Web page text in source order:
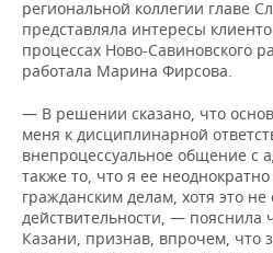
региональной коллегии главе
представляла интересы
процессах Ново-Савиновского
работала Марина Фирсова.
— В решении сказано, что
меня к дисциплинарной
внепроцессуальное общение с
также то, что я ее
гражданским делам, хотя это не
действительности, — пояснила
Казани, признав, впрочем, что